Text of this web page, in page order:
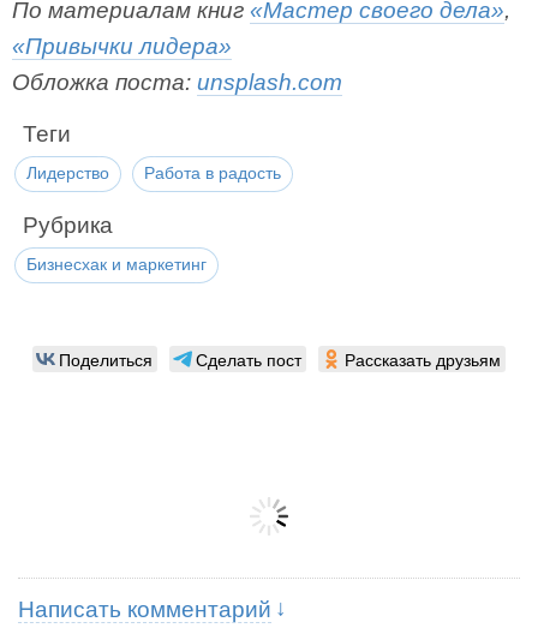
По материалам книг «Мастер своего дела»,
«Привычки лидера»
Обложка поста: unsplash.com
Теги
Лидерство Работа в радость
Рубрика
Бизнесхак и маркетинг
Поделиться Сделать пост Рассказать друзьям
Написать комментарий